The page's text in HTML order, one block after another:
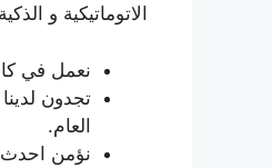
الاتوماتيكية و
نعمل في
تجدون
العام.
نؤمن احدث